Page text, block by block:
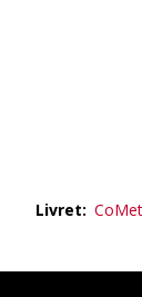
Livret